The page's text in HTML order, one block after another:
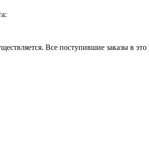
Все поступившие заказы в